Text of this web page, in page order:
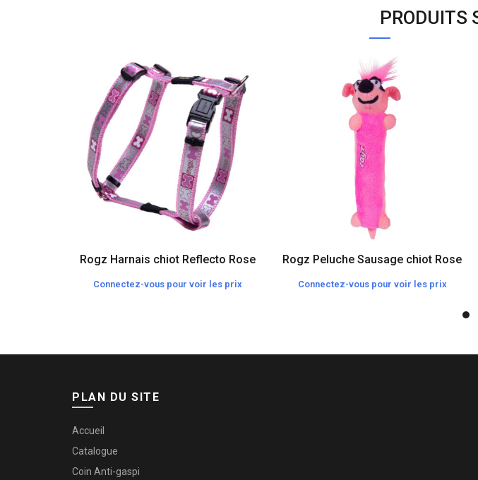
PRODUITS
Rogz Harnais chiot Reflecto Rose
Connectez-vous pour voir les prix
Rogz Peluche Sausage chiot Rose
Connectez-vous pour voir les prix
PLAN DU SITE
Accueil
Catalogue
Coin Anti-gaspi